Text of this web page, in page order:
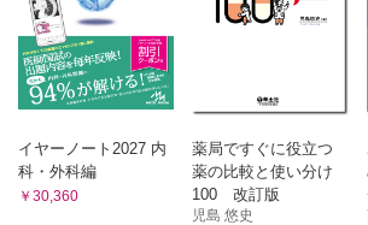
イヤーノート2027 内
科・外科編
￥30,360
薬局ですぐに役立つ
薬の比較と使い分け
100 改訂版
児島 悠史